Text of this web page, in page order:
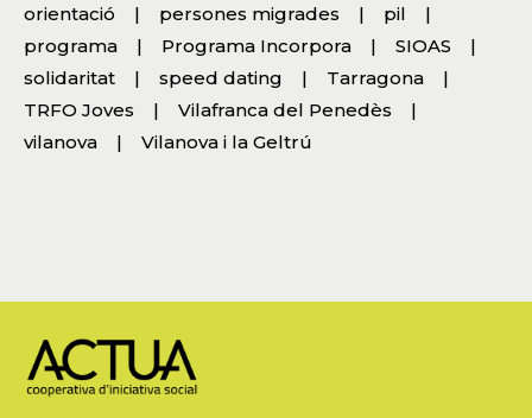
orientació
persones migrades
pil
programa
Programa Incorpora
SIOAS
solidaritat
speed dating
Tarragona
TRFO Joves
Vilafranca del Penedès
vilanova
Vilanova i la Geltrú